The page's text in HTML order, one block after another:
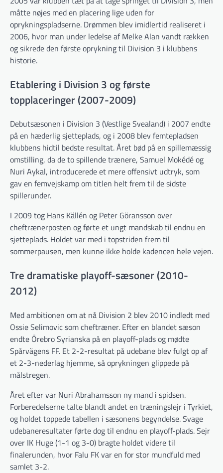
måtte nøjes med en placering lige uden for
oprykningspladserne. Drømmen blev imidlertid realiseret i
2006, hvor man under ledelse af Melke Alan vandt rækken
og sikrede den første oprykning til Division 3 i klubbens
historie.
Etablering i Division 3 og første
topplaceringer (2007-2009)
Debutsæsonen i Division 3 (Vestlige Svealand) i 2007 endte
på en hæderlig sjetteplads, og i 2008 blev femtepladsen
klubbens hidtil bedste resultat. Året bød på en spillemæssig
omstilling, da de to spillende trænere, Samuel Mokédé og
Nuri Aykal, introducerede et mere offensivt udtryk, som
gav en femvejskamp om titlen helt frem til de sidste
spillerunder.
I 2009 tog Hans Källén og Peter Göransson over
cheftrænerposten og førte et ungt mandskab til endnu en
sjetteplads. Holdet var med i topstriden frem til
sommerpausen, men kunne ikke holde kadencen hele vejen.
Tre dramatiske playoff-sæsoner (2010-
2012)
Med ambitionen om at nå Division 2 blev 2010 indledt med
Ossie Selimovic som cheftræner. Efter en blandet sæson
endte Örebro Syrianska på en playoff-plads og mødte
Spårvägens FF. Et 2-2-resultat på udebane blev fulgt op af
et 2-3-nederlag hjemme, så oprykningen glippede på
målstregen.
Året efter var Nuri Abrahamsson ny mand i spidsen.
Forberedelserne talte blandt andet en træningslejr i Tyrkiet,
og holdet toppede tabellen i sæsonens begyndelse. Svage
udebaneresultater førte dog til endnu en playoff-plads. Sejr
over IK Huge (1-1 og 3-0) bragte holdet videre til
finalerunden, hvor Falu FK var en for stor mundfuld med
samlet 3-2.